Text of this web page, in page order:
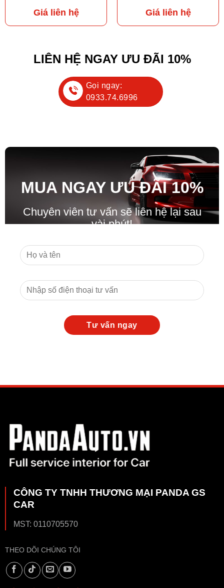
Giá liên hệ
Giá liên hệ
LIÊN HỆ NGAY ƯU ĐÃI 10%
Gọi ngay:
0933.74.6996
MUA NGAY ƯU ĐÃI10%
Chuyên viên tư vấn sẽ liên hệ lại sau
vài phút!
CÔNG TY TNHH THƯƠNG MẠI PANDA GS
CAR
MST: 0110705570
THEO DÕI CHÚNG TÔI